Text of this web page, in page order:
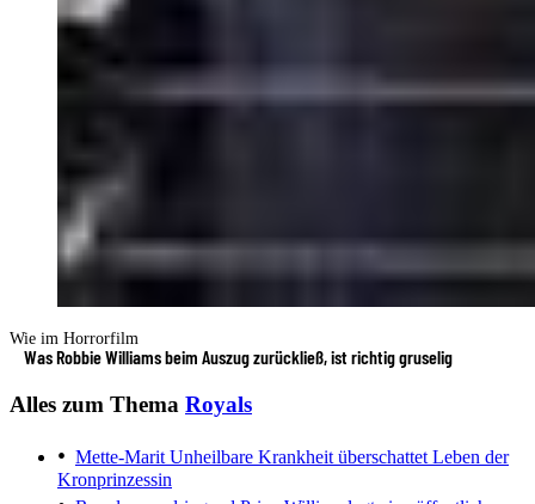
Wie im Horrorfilm
Was Robbie Williams beim Auszug zurückließ, ist richtig gruselig
Alles zum Thema Royals
Mette-Marit Unheilbare Krankheit überschattet Leben der
Kronprinzessin